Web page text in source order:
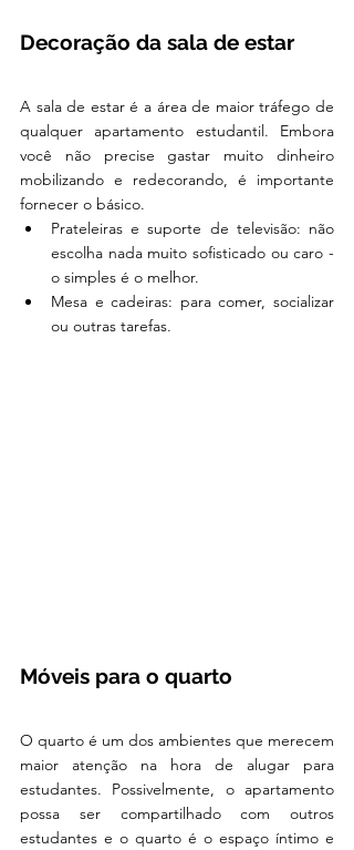
Decoração da sala de estar
A sala de estar é a área de maior tráfego de
qualquer apartamento estudantil. Embora
você não precise gastar muito dinheiro
mobilizando e redecorando, é importante
fornecer o básico.
Prateleiras e suporte de televisão: não
escolha nada muito sofisticado ou caro -
o simples é o melhor.
Mesa e cadeiras: para comer, socializar
ou outras tarefas.
Móveis para o quarto
O quarto é um dos ambientes que merecem
maior atenção na hora de alugar para
estudantes. Possivelmente, o apartamento
possa ser compartilhado com outros
estudantes e o quarto é o espaço íntimo e